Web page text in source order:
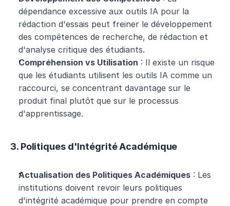
dépendance excessive aux outils IA pour la
rédaction d'essais peut freiner le développement
des compétences de recherche, de rédaction et
d'analyse critique des étudiants.
Compréhension vs Utilisation : Il existe un risque
que les étudiants utilisent les outils IA comme un
raccourci, se concentrant davantage sur le
produit final plutôt que sur le processus
d'apprentissage.
3. Politiques d'Intégrité Académique
Actualisation des Politiques Académiques : Les
institutions doivent revoir leurs politiques
d'intégrité académique pour prendre en compte